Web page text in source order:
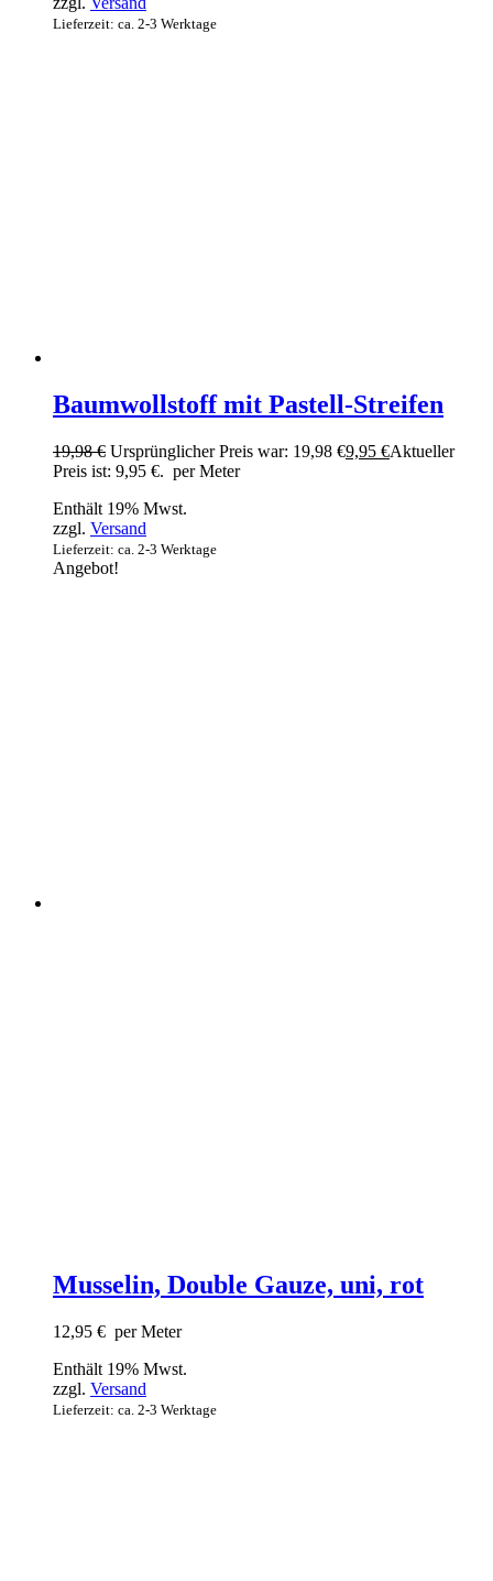
Lieferzeit: ca. 2-3 Werktage
Baumwollstoff mit Pastell-Streifen
19,98€ Ursprünglicher Preis war: 19,98 €9,95 €Aktueller
Preis ist: 9,95 €. per Meter
Enthält 19% Mwst.
zzgl. Versand
Lieferzeit: ca. 2-3 Werktage
Angebot!
Musselin, Double Gauze, uni, rot
12,95 € per Meter
Enthält 19% Mwst.
zzgl. Versand
Lieferzeit: ca. 2-3 Werktage